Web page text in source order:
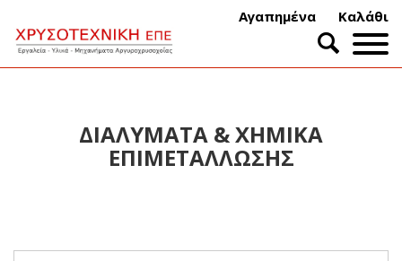
Αγαπημένα Καλάθι
ΔΙΑΛΥΜΑΤΑ & ΧΗΜΙΚΑ
ΕΠΙΜΕΤΑΛΛΩΣΗΣ